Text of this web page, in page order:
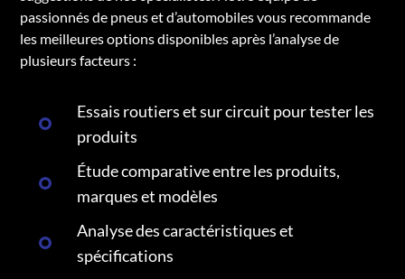
passionnés de pneus et d’automobiles vous recommande
les meilleures options disponibles après l’analyse de
plusieurs facteurs :
Essais routiers et sur circuit pour tester les
produits
Étude comparative entre les produits,
marques et modèles
Analyse des caractéristiques et
spécifications